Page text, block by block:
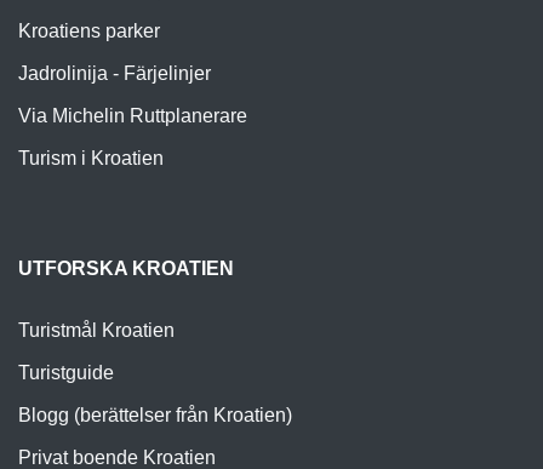
Kroatiens parker
Jadrolinija - Färjelinjer
Via Michelin Ruttplanerare
Turism i Kroatien
UTFORSKA KROATIEN
Turistmål Kroatien
Turistguide
Blogg (berättelser från Kroatien)
Privat boende Kroatien